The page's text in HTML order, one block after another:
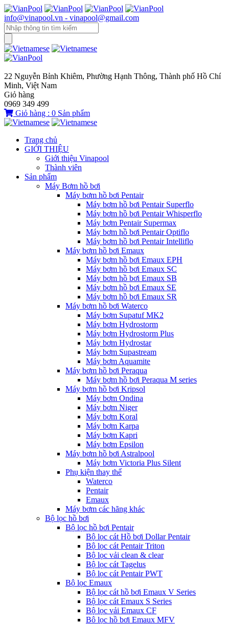
info@vinapool.vn - vinapool@gmail.com
22 Nguyễn Bỉnh Khiêm, Phường Hạnh Thông, Thành phố Hồ Chí
Minh, Việt Nam
Giỏ hàng
0969 349 499
Giỏ hàng : 0 Sản phẩm
Trang chủ
GIỚI THIỆU
Giới thiệu Vinapool
Thành viên
Sản phẩm
Máy Bơm hồ bơi
Máy bơm hồ bơi Pentair
Máy bơm hồ bơi Pentair Superflo
Máy bơm hồ bơi Pentair Whisperflo
Máy bơm Pentair Supermax
Máy bơm hồ bơi Pentair Optiflo
Máy bơm hồ bơi Pentair Intelliflo
Máy bơm hồ bơi Emaux
Máy bơm hồ bơi Emaux EPH
Máy bơm hồ bơi Emaux SC
Máy bơm hồ bơi Emaux SB
Máy bơm hồ bơi Emaux SE
Máy bơm hồ bơi Emaux SR
Máy bơm hồ bơi Waterco
Máy bơm Supatuf MK2
Máy bơm Hydrostorm
Máy bơm Hydrostorm Plus
Máy bơm Hydrostar
Máy bơm Supastream
Máy bơm Aquamite
Máy bơm hồ bơi Peraqua
Máy bơm hồ bơi Peraqua M series
Máy bơm hồ bơi Kripsol
Máy bơm Ondina
Máy bơm Niger
Máy bơm Koral
Máy bơm Karpa
Máy bơm Kapri
Máy bơm Epsilon
Máy bơm hồ bơi Astralpool
Máy bơm Victoria Plus Silent
Phụ kiện thay thế
Waterco
Pentair
Emaux
Máy bơm các hãng khác
Bộ lọc hồ bơi
Bộ lọc hồ bơi Pentair
Bộ lọc cát Hồ bơi Dollar Pentair
Bộ lọc cát Pentair Triton
Bộ lọc vải clean & clear
Bộ lọc cát Tagelus
Bộ lọc cát Pentair PWT
Bộ lọc Emaux
Bộ lọc cát hồ bơi Emaux V Series
Bộ lọc cát Emaux S Series
Bộ lọc vải Emaux CF
Bô lọc hồ bơi Emaux MFV